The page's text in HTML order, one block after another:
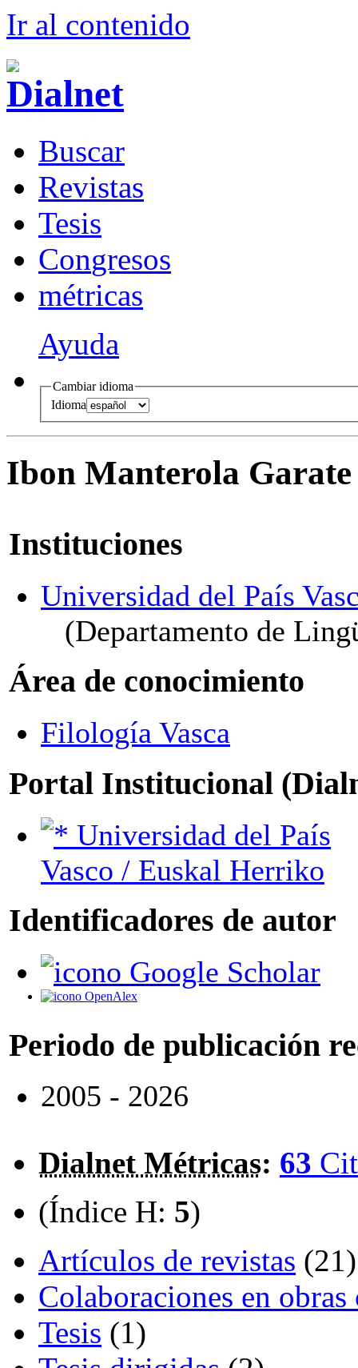
Ir al contenido
Buscar
Revistas
Tesis
Congresos
métricas
Ayuda
Cambiar idioma
Idioma
Ibon Manterola Garate
Instituciones
Universidad del País
(Departamento de
Área de conocimiento
Filología Vasca
Portal Institucional
Vasco / Euskal Herriko
Identificadores de autor
Google Scholar
OpenAlex
Periodo de publicación
2005 - 2026
Dialnet Métricas: 63
(Índice H: 5)
Artículos de revistas (21)
Colaboraciones en
Tesis (1)